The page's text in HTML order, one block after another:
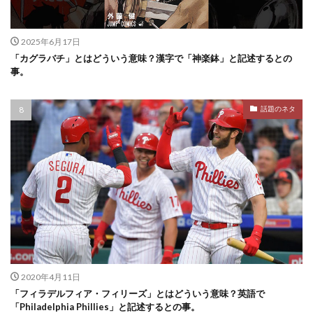
2025年6月17日
「カグラバチ」とはどういう意味？漢字で「神楽鉢」と記述するとの
事。
話題のネタ
2020年4月11日
「フィラデルフィア・フィリーズ」とはどういう意味？英語で
「Philadelphia Phillies」と記述するとの事。